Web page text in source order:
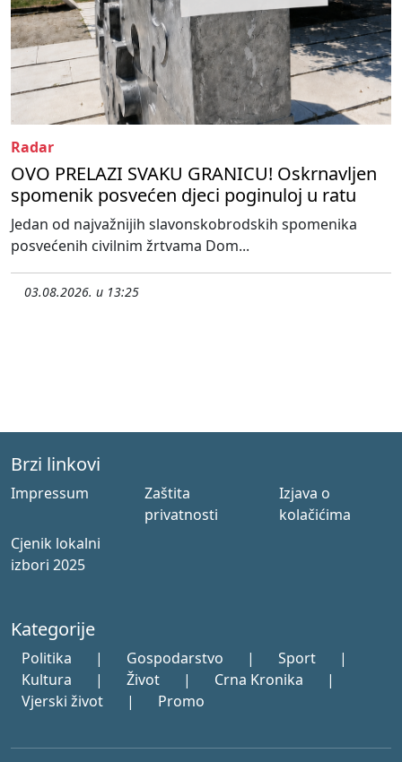
Radar
OVO PRELAZI SVAKU GRANICU! Oskrnavljen
spomenik posvećen djeci poginuloj u ratu
Jedan od najvažnijih slavonskobrodskih spomenika
posvećenih civilnim žrtvama Dom...
03.08.2026. u 13:25
Brzi linkovi
Impressum
Zaštita
privatnosti
Izjava o
kolačićima
Cjenik lokalni
izbori 2025
Kategorije
Politika | Gospodarstvo | Sport
|
Kultura
| Život | Crna Kronika
|
Vjerski život
| Promo